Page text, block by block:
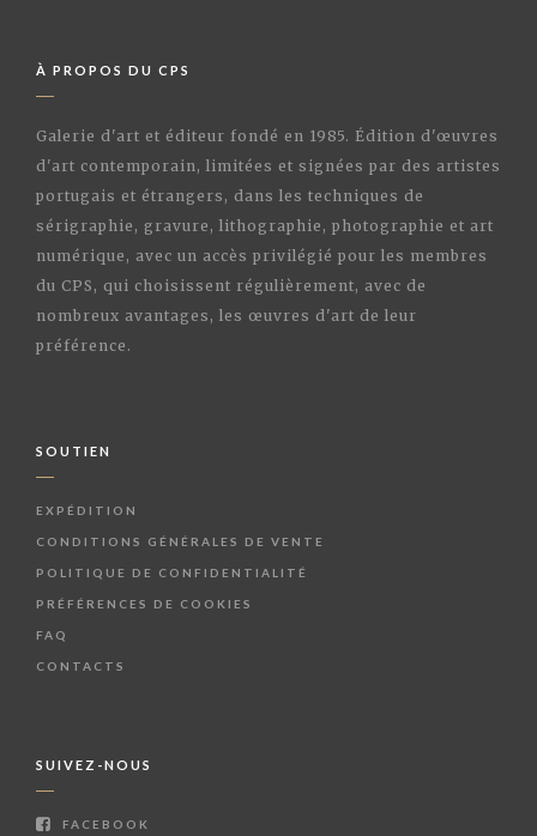
À PROPOS DU CPS
Galerie d'art et éditeur fondé en 1985. Édition d'œuvres
d'art contemporain, limitées et signées par des artistes
portugais et étrangers, dans les techniques de
sérigraphie, gravure, lithographie, photographie et art
numérique, avec un accès privilégié pour les membres
du CPS, qui choisissent régulièrement, avec de
nombreux avantages, les œuvres d'art de leur
préférence.
SOUTIEN
EXPÉDITION
CONDITIONS GÉNÉRALES DE VENTE
POLITIQUE DE CONFIDENTIALITÉ
PRÉFÉRENCES DE COOKIES
FAQ
CONTACTS
SUIVEZ-NOUS
FACEBOOK